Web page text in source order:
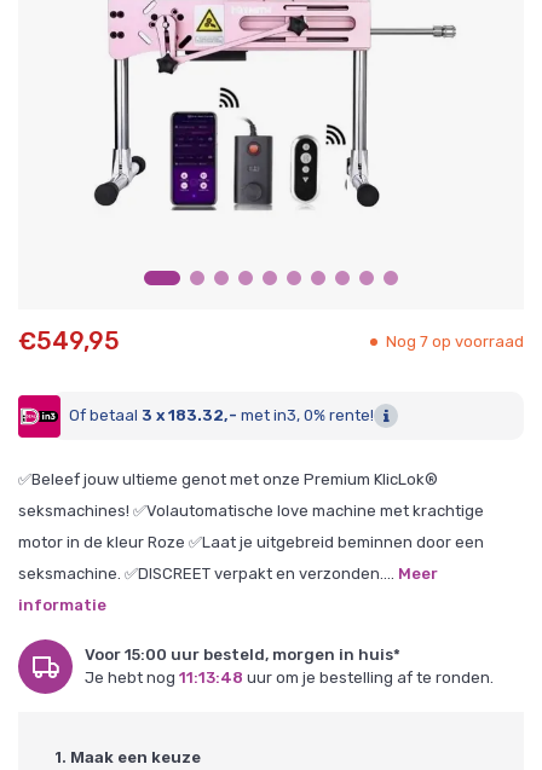
€549,95 Nog 7 op voorraad
Of betaal 3 x 183.32,- met in3, 0% rente!
✅Beleef jouw ultieme genot met onze Premium KlicLok®
seksmachines! ✅Volautomatische love machine met krachtige
motor in de kleur Roze ✅Laat je uitgebreid beminnen door een
seksmachine. ✅DISCREET verpakt en verzonden.... Meer
informatie
Voor 15:00 uur besteld, morgen in huis*
Je hebt nog 11:13:47 uur om je bestelling af te ronden.
1. Maak een keuze